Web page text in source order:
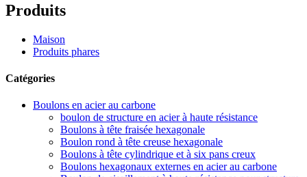
Produits
Maison
Produits phares
Catégories
Boulons en acier au carbone
boulon de structure en acier à haute résistance
Boulons à tête fraisée hexagonale
Boulon rond à tête creuse hexagonale
Boulons à tête cylindrique et à six pans creux
Boulons hexagonaux externes en acier au carbone